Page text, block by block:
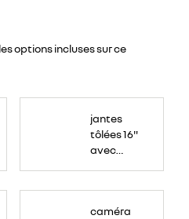
options incluses sur ce
jantes
tôlées 16"
avec
caméra